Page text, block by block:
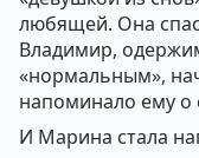
любящей. Она
Владимир,
«нормальным»,
напоминало ему о
И Марина стала